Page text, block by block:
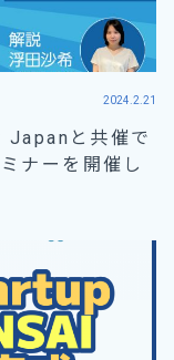
2024.2.21
と共催で
ナーを開催し